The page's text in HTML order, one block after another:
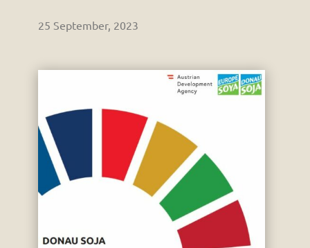
25 September, 2023